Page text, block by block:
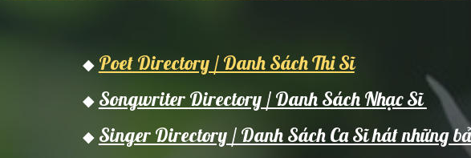
◆ Poet Directory / Danh Sách Thi Sĩ
◆ Songwriter Directory / Danh Sách Nhạc Sĩ
◆ Singer Directory / Danh Sách Ca Sĩ hát những